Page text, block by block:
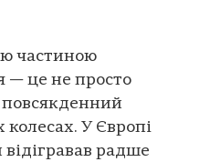
частиною
— це не просто
повсякденний
колесах. У Європі
радше